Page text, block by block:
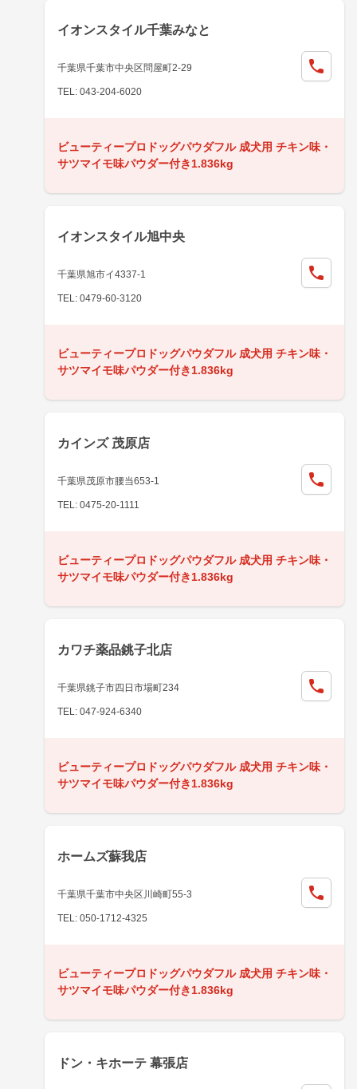
イオンスタイル千葉みなと
千葉県千葉市中央区問屋町2-29
TEL: 043-204-6020
ビューティープロドッグパウダフル 成犬用 チキン味・
サツマイモ味パウダー付き1.836kg
イオンスタイル旭中央
千葉県旭市イ4337-1
TEL: 0479-60-3120
ビューティープロドッグパウダフル 成犬用 チキン味・
サツマイモ味パウダー付き1.836kg
カインズ 茂原店
千葉県茂原市腰当653-1
TEL: 0475-20-1111
ビューティープロドッグパウダフル 成犬用 チキン味・
サツマイモ味パウダー付き1.836kg
カワチ薬品銚子北店
千葉県銚子市四日市場町234
TEL: 047-924-6340
ビューティープロドッグパウダフル 成犬用 チキン味・
サツマイモ味パウダー付き1.836kg
ホームズ蘇我店
千葉県千葉市中央区川崎町55-3
TEL: 050-1712-4325
ビューティープロドッグパウダフル 成犬用 チキン味・
サツマイモ味パウダー付き1.836kg
ドン・キホーテ 幕張店